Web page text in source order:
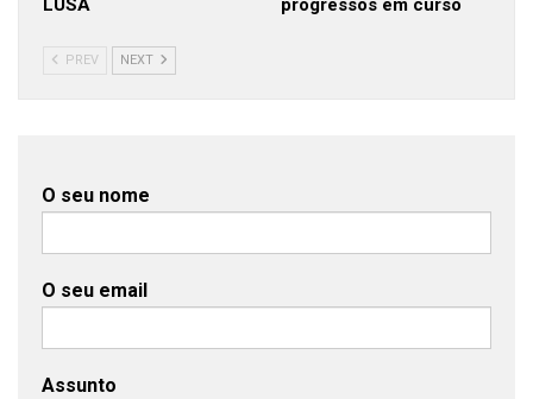
LUSA
progressos em curso
PREV NEXT
O seu nome
O seu email
Assunto